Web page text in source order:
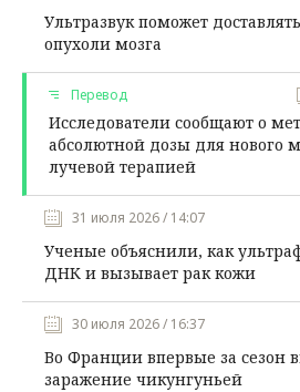
Ультразвук поможет
опухоли мозга
Перевод
Исследователи сообщают о
абсолютной дозы для нового
лучевой терапией
31 июля 2026 / 14:07
Ученые объяснили, как
ДНК и вызывает рак кожи
30 июля 2026 / 16:37
Во Франции впервые за сезон
заражение чикунгуньей